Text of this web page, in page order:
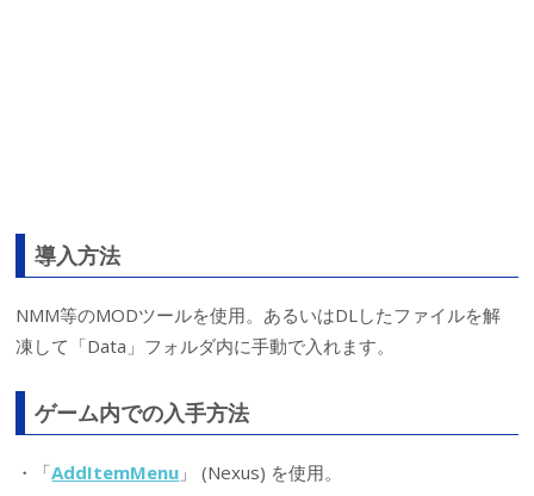
導入方法
NMM等のMODツールを使用。あるいはDLしたファイルを解
凍して「Data」フォルダ内に手動で入れます。
ゲーム内での入手方法
・「AddItemMenu 」 (Nexus) を使用。